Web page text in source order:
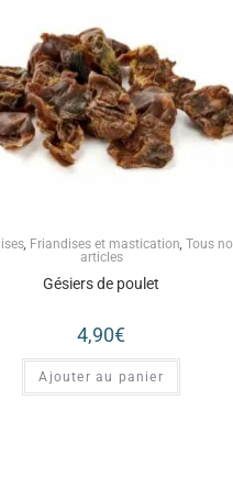
, Friandises et mastication,Tous
articles
Gésiers de poulet
4,90€
Ajouter au panier